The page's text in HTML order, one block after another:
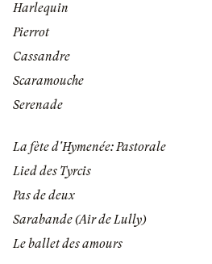
Harlequin
Pierrot
Cassandre
Scaramouche
Serenade
La fète d'Hymenée: Pastorale
Lied des Tyrcis
Pas de deux
Sarabande (Air de Lully)
Le ballet des amours